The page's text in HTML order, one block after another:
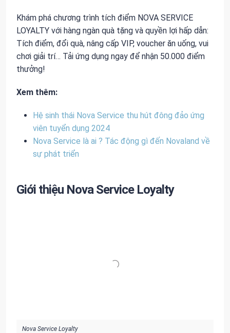
Khám phá chương trình tích điểm NOVA SERVICE
LOYALTY với hàng ngàn quà tặng và quyền lợi hấp dẫn:
Tích điểm, đổi quà, nâng cấp VIP, voucher ăn uống, vui
chơi giải trí… Tải ứng dụng ngay để nhận 50.000 điểm
thưởng!
Xem thêm:
Hệ sinh thái Nova Service thu hút đông đảo ứng
viên tuyển dụng 2024
Nova Service là ai ? Tác động gì đến Novaland về
sự phát triển
Giới thiệu Nova Service Loyalty
Nova Service Loyalty